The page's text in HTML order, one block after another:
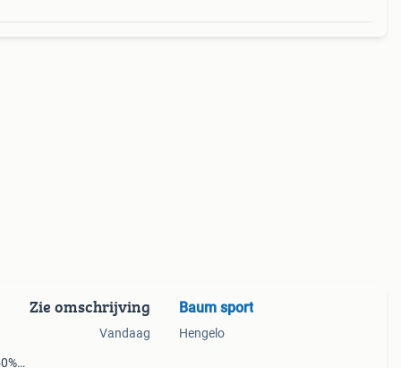
Zie omschrijving
Vandaag
Baum sport
Hengelo